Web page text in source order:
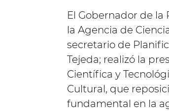
El Gobernador de la
la Agencia de
secretario de
Tejeda; realizó la
Científica y
Cultural, que
fundamental en la